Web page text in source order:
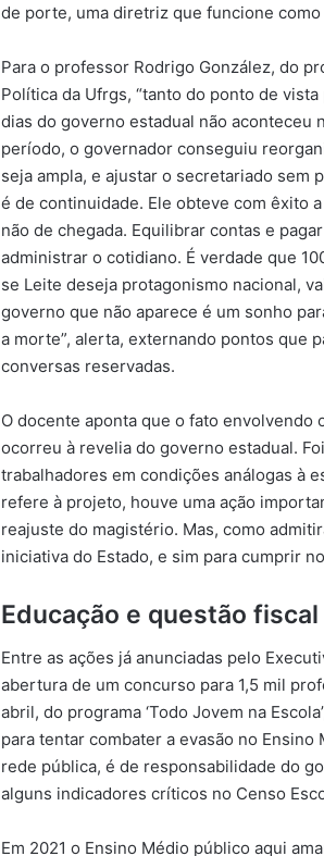
de porte, uma diretriz que funcione como
Para o professor Rodrigo González, do
Política da Ufrgs, “tanto do ponto de
dias do governo estadual não aconteceu
período, o governador conseguiu
seja ampla, e ajustar o secretariado sem
é de continuidade. Ele obteve com êxito
não de chegada. Equilibrar contas e
administrar o cotidiano. É verdade que
se Leite deseja protagonismo nacional,
governo que não aparece é um sonho
a morte”, alerta, externando pontos que
conversas reservadas.
O docente aponta que o fato envolvendo
ocorreu à revelia do governo estadual.
trabalhadores em condições análogas à
refere à projeto, houve uma ação
reajuste do magistério. Mas, como
iniciativa do Estado, e sim para cumprir
Educação e questão
Entre as ações já anunciadas pelo
abertura de um concurso para 1,5 mil
abril, do programa ‘Todo Jovem na
para tentar combater a evasão no Ensino
rede pública, é de responsabilidade do
alguns indicadores críticos no Censo
Em 2021 o Ensino Médio público aqui